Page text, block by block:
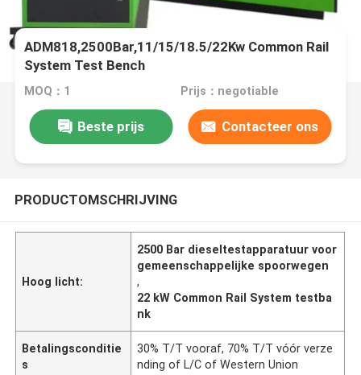
ADM818,2500Bar,11/15/18.5/22Kw Common Rail
System Test Bench
MOQ：1 Prijs：negotiable
Beste prijs Contacteer ons
PRODUCTOMSCHRIJVING
Hoog licht:
2500 Bar dieseltestapparatuur voor
gemeenschappelijke spoorwegen
,
22 kW Common Rail System testba
nk
Betalingsconditie
s
30% T/T vooraf, 70% T/T vóór verze
nding of L/C of Western Union